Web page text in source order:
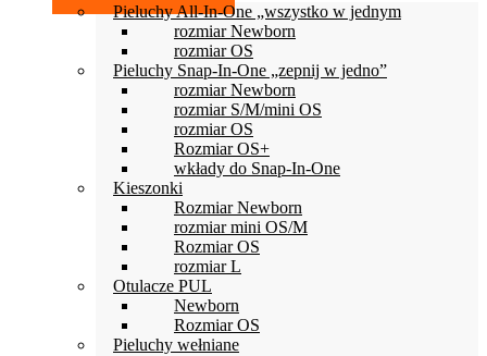
Pieluchy All-In-One „wszystko w jednym
rozmiar Newborn
rozmiar OS
Pieluchy Snap-In-One „zepnij w jedno”
rozmiar Newborn
rozmiar S/M/mini OS
rozmiar OS
Rozmiar OS+
wkłady do Snap-In-One
Kieszonki
Rozmiar Newborn
rozmiar mini OS/M
Rozmiar OS
rozmiar L
Otulacze PUL
Newborn
Rozmiar OS
Pieluchy wełniane